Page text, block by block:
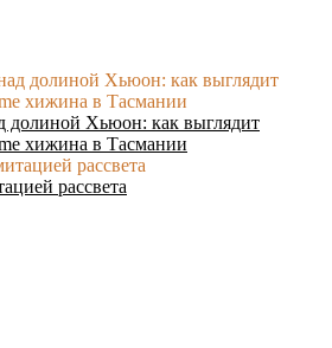
долиной Хьюон: как выглядит
хижина в Тасмании
рассвета